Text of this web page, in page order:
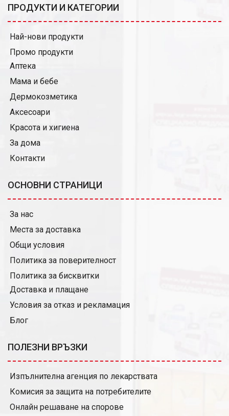
ПРОДУКТИ И КАТЕГОРИИ
Най-нови продукти
Промо продукти
Аптека
Мама и бебе
Дермокозметика
Аксесоари
Красота и хигиена
За дома
Контакти
ОСНОВНИ СТРАНИЦИ
За нас
Места за доставка
Общи условия
Политика за поверителност
Политика за бисквитки
Доставка и плащане
Условия за отказ и рекламация
Блог
ПОЛЕЗНИ ВРЪЗКИ
Изпълнителна агенция по лекарствата
Комисия за защита на потребителите
Онлайн решаване на спорове